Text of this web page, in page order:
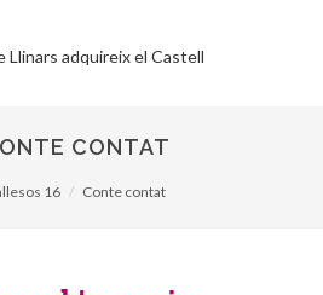
Llinars adquireix el Castell
CONTAT
16 Conte contat